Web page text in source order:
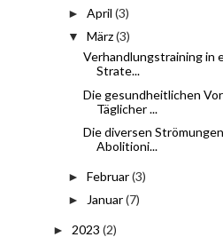
► April (3)
▼ März(3)
Verhandlungstraining in
Strate...
Die gesundheitlichen
Täglicher ...
Die diversen
Abolitioni...
► Februar(3)
► Januar(7)
► 2023 (2)